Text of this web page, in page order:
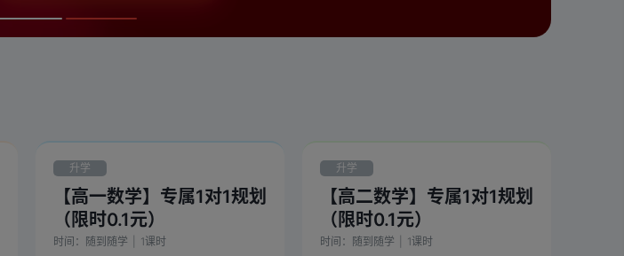
升学
【高一数学】专属1对1规划
（限时0.1元）
时间： 随到随学 1课时
升学
【高二数学】专属1对1规划
（限时0.1元）
时间： 随到随学 1课时